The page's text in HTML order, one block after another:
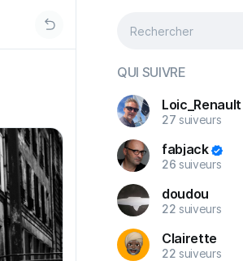
QUI SUIVRE
Loic_Renault
27 suiveurs
fabjack
26 suiveurs
doudou
22 suiveurs
Clairette
22 suiveurs